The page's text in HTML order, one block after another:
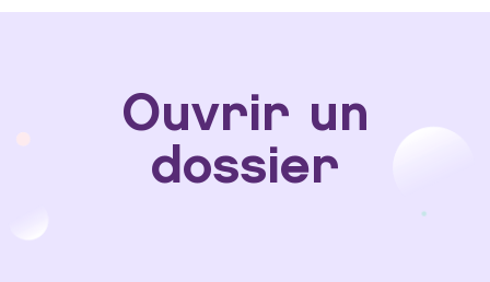
Ouvrir un
dossier